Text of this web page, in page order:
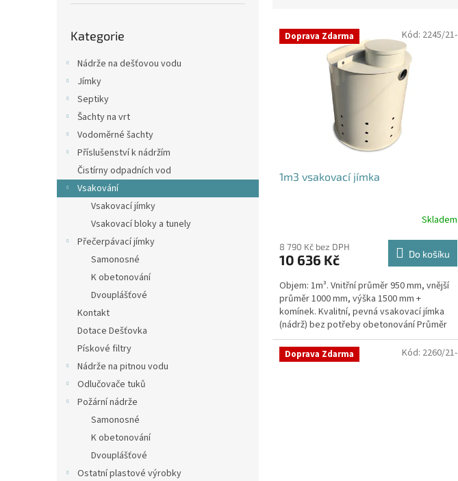
kategorie
Kategorie
Nádrže na dešťovou vodu
Jímky
Septiky
Šachty na vrt
Vodoměrné šachty
Příslušenství k nádržím
Čistírny odpadních vod
Vsakování
Vsakovací jímky
Vsakovací bloky a tunely
Přečerpávací jímky
Samonosné
K obetonování
Dvouplášťové
Kontakt
Dotace Dešťovka
Pískové filtry
Nádrže na pitnou vodu
Odlučovače tuků
Požární nádrže
Samonosné
K obetonování
Dvouplášťové
Ostatní plastové výrobky
nV Doprava Zdarma
1m3 vsakovací jímka
produktu
je
z
5
hvězdiček.
Skladem
8 790 Kč bez DPH
10 636 Kč Do košíku
Objem: 1m³. Vnitřní průměr 950 mm, vnější
průměr 1000 mm, výška 1500 mm +
komínek. Kvalitní, pevná vsakovací jímka
(nádrž) bez potřeby obetonování Průměr
přítoku a odtoku +...
Kód: 2245/21-
Doprava Zdarma Kód: 2260/21-